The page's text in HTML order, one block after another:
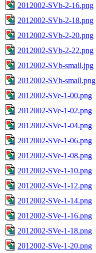
2012002-SVb-2-16.png
2012002-SVb-2-18.png
2012002-SVb-2-20.png
2012002-SVb-2-22.png
2012002-SVb-small.jpg
2012002-SVb-small.png
2012002-SVe-1-00.png
2012002-SVe-1-02.png
2012002-SVe-1-04.png
2012002-SVe-1-06.png
2012002-SVe-1-08.png
2012002-SVe-1-10.png
2012002-SVe-1-12.png
2012002-SVe-1-14.png
2012002-SVe-1-16.png
2012002-SVe-1-18.png
2012002-SVe-1-20.png